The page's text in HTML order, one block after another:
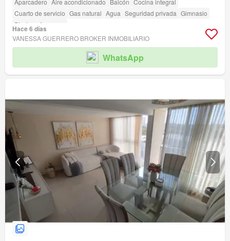
Aparcadero Aire acondicionado Balcón Cocina integral
Cuarto de servicio Gas natural Agua Seguridad privada Gimnasio
Piscina
Ascensor
Hace 6 días
VANESSA GUERRERO BROKER INMOBILIARIO
WhatsApp